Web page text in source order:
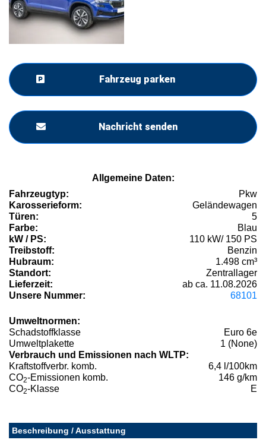
Fahrzeug parken
Nachricht senden
Allgemeine Daten:
Fahrzeugtyp:
Pkw
Karosserieform:
Geländewagen
Türen:
5
Farbe:
Blau
kW / PS:
110 kW/ 150 PS
Treibstoff:
Benzin
Hubraum:
1.498 cm³
Standort:
Zentrallager
Lieferzeit:
ab ca. 11.08.2026
Unsere Nummer:
68101
Umweltnormen:
Schadstoffklasse
Euro 6e
Umweltplakette
1 (None)
Verbrauch und Emissionen nach WLTP:
Kraftstoffverbr. komb.
6,4 l/100km
CO2-Emissionen komb.
146 g/km
CO2-Klasse E
Beschreibung / Ausstattung